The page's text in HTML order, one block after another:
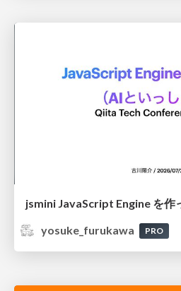
jsmini JavaScript Engine を作
yosuke_furukawa
PRO